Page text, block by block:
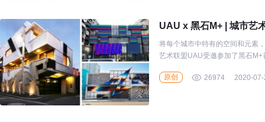
UAU x 黑石M+ | 城市艺
将每个城市中特有的空间和元素
艺术联盟UAU受邀参加了黑石
原创
26974 2020-